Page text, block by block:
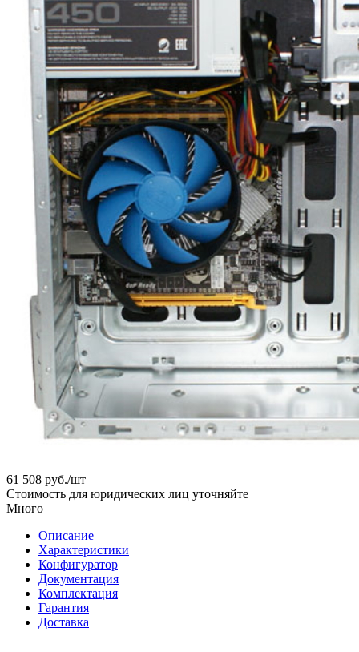
61 508 руб./шт
Стоимость для юридических лиц уточняйте
Много
Описание
Характеристики
Конфигуратор
Документация
Комплектация
Гарантия
Доставка